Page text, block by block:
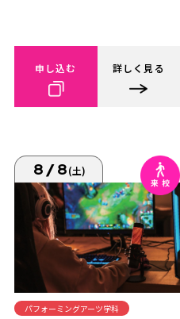
申し込む 詳しく見る
8/8(土)
パフォーミングアーツ学科